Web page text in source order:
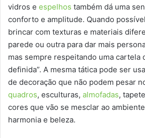
vidros e espelhos também dá uma
conforto e amplitude. Quando
brincar com texturas e materiais
parede ou outra para dar mais
mas sempre respeitando uma cartela
definida”. A mesma tática pode ser
de decoração que não podem pesar
quadros, esculturas, almofadas,
cores que vão se mesclar ao
harmonia e beleza.